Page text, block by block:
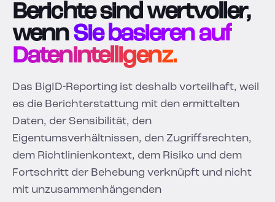
Berichte sind wertvoller,
wennSie basieren auf
Datenintelligenz.
Das BigID-Reporting ist deshalb vorteilhaft, weil
es die Berichterstattung mit den ermittelten
Daten, der Sensibilität, den
Eigentumsverhältnissen, den Zugriffsrechten,
dem Richtlinienkontext, dem Risiko und dem
Fortschritt der Behebung verknüpft und nicht
mit unzusammenhängenden